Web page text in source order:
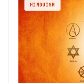
HINDUISM